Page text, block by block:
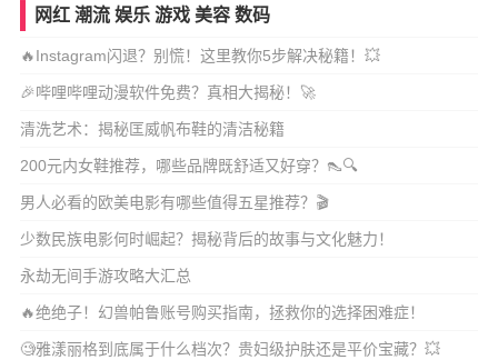
网红 潮流 娱乐 游戏 美容 数码
🔥Instagram闪退？别慌！这里教你5步解决秘籍！💥
🎉哔哩哔哩动漫软件免费？真相大揭秘！🚀
清洗艺术：揭秘匡威帆布鞋的清洁秘籍
200元内女鞋推荐，哪些品牌既舒适又好穿？👠🔍
男人必看的欧美电影有哪些值得五星推荐？🎬
少数民族电影何时崛起？揭秘背后的故事与文化魅力！
永劫无间手游攻略大汇总
🔥绝绝子！幻兽帕鲁账号购买指南，拯救你的选择困难症！
🧐雅漾丽格到底属于什么档次？贵妇级护肤还是平价宝藏？💥